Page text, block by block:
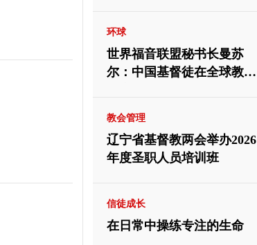
环球
世界福音联盟秘书长曼苏
尔：中国基督徒在全球教会
教会管理
辽宁省基督教两会举办2026
年度圣职人员培训班
信徒成长
在日常中操练专注的生命